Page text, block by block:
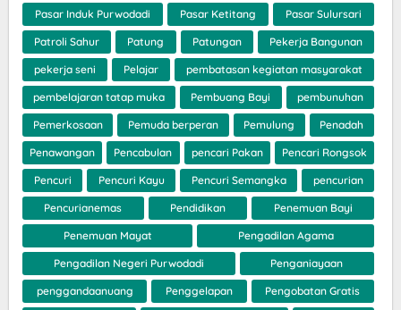
Pasar Induk Purwodadi Pasar Ketitang Pasar Sulursari
Patroli Sahur Patung Patungan Pekerja Bangunan
pekerja seni Pelajar pembatasan kegiatan masyarakat
pembelajaran tatap muka Pembuang Bayi pembunuhan
Pemerkosaan Pemuda berperan Pemulung Penadah
Penawangan Pencabulan pencari Pakan Pencari Rongsok
Pencuri Pencuri Kayu Pencuri Semangka pencurian
Pencurianemas Pendidikan Penemuan Bayi
Penemuan Mayat Pengadilan Agama
Pengadilan Negeri Purwodadi Penganiayaan
penggandaanuang Penggelapan Pengobatan Gratis